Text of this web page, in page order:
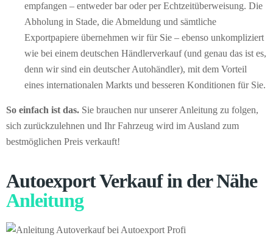
empfangen – entweder bar oder per Echtzeitüberweisung. Die
Abholung in Stade, die Abmeldung und sämtliche
Exportpapiere übernehmen wir für Sie – ebenso unkompliziert
wie bei einem deutschen Händlerverkauf (und genau das ist es,
denn wir sind ein deutscher Autohändler), mit dem Vorteil
eines internationalen Markts und besseren Konditionen für Sie.
So einfach ist das. Sie brauchen nur unserer Anleitung zu folgen,
sich zurückzulehnen und Ihr Fahrzeug wird im Ausland zum
bestmöglichen Preis verkauft!
Autoexport Verkauf in der Nähe
Anleitung